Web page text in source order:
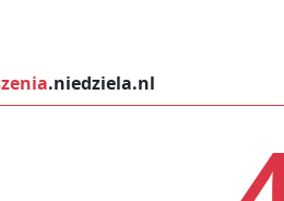
.niedziela.nl